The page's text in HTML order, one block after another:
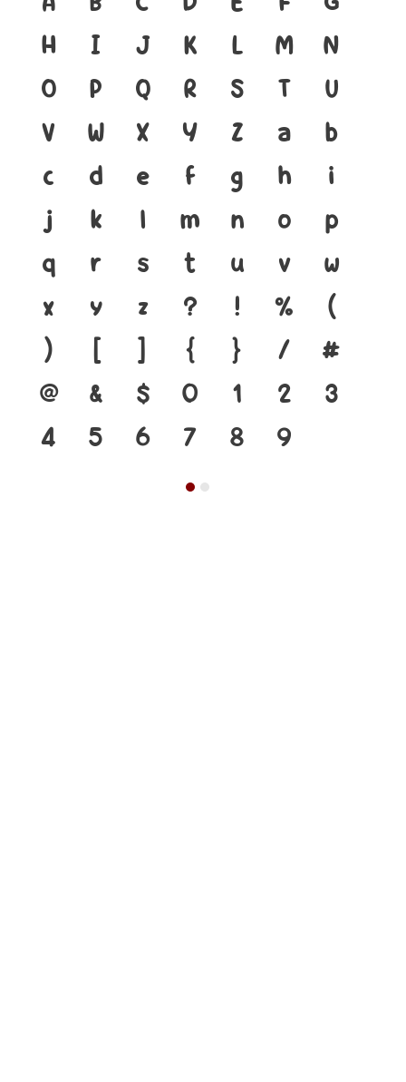
H
I J K L M
N
O
P Q R S T
U
V
W X Y Z a
b
c
d e f g h
i
j
k l m n o
p
q
r s t u v
w
x
y z ? ! %
(
)
[ ] { } /
#
@
& $ 0 1 2
3
4
5 6 7 8 9